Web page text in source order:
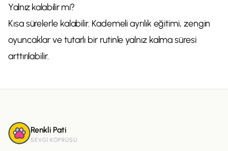
Yalnız kalabilir mi?
Kısa sürelerle kalabilir. Kademeli ayrılık eğitimi, zengin
oyuncaklar ve tutarlı bir rutinle yalnız kalma süresi
arttırılabilir.
Renkli Pati
SEVGI KÖPRÜSÜ